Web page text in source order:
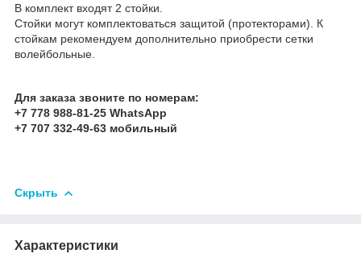
В комплект входят 2 стойки.
Стойки могут комплектоваться защитой (протекторами). К
стойкам рекомендуем дополнительно приобрести сетки
волейбольные.
Для заказа звоните по номерам:
+7 778 988-81-25 WhatsApp
+7 707 332-49-63 мобильный
Скрыть
Характеристики